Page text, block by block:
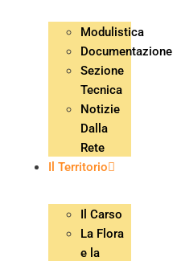
Modulistica
Documentazione
Sezione
Tecnica
Notizie
Dalla
Rete
Il Territorio
Il Carso
La Flora
e la